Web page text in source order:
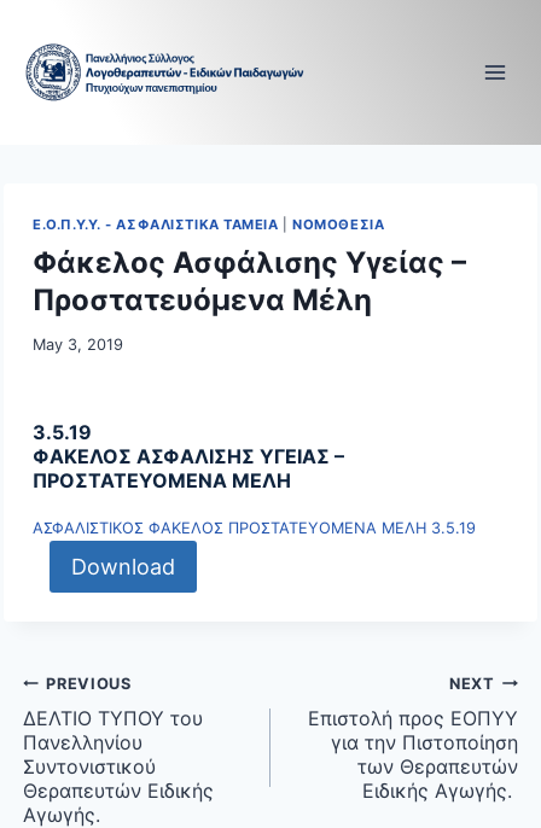
content
Ε.Ο.Π.Υ.Υ. - ΑΣΦΑΛΙΣΤΙΚΑ ΤΑΜΕΙΑ |ΝΟΜΟΘΕΣΙΑ
Φάκελος Ασφάλισης Υγείας –
Προστατευόμενα Μέλη
May 3, 2019
3.5.19
ΦΑΚΕΛΟΣ ΑΣΦΑΛΙΣΗΣ ΥΓΕΙΑΣ –
ΠΡΟΣΤΑΤΕΥΟΜΕΝΑ ΜΕΛΗ
ΑΣΦΑΛΙΣΤΙΚΟΣ ΦΑΚΕΛΟΣ ΠΡΟΣΤΑΤΕΥΟΜΕΝΑ ΜΕΛΗ 3.5.19
Download
Post
navigation
PREVIOUS
ΔΕΛΤΙΟ ΤΥΠΟΥ του
Πανελληνίου
Συντονιστικού
Θεραπευτών Ειδικής
Αγωγής.
NEXT
Επιστολή προς ΕΟΠΥΥ
για την Πιστοποίηση
των Θεραπευτών
Ειδικής Αγωγής.